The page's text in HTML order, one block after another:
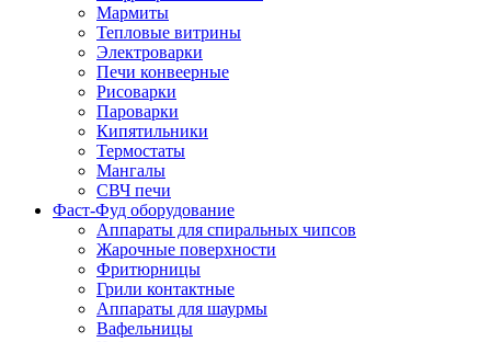
Мармиты
Тепловые витрины
Электроварки
Печи конвеерные
Рисоварки
Пароварки
Кипятильники
Термостаты
Мангалы
СВЧ печи
Фаст-Фуд оборудование
Аппараты для спиральных чипсов
Жарочные поверхности
Фритюрницы
Грили контактные
Аппараты для шаурмы
Вафельницы